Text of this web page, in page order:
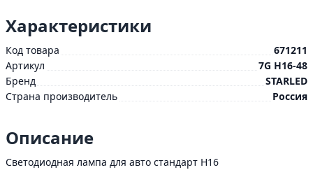
Характеристики
Код товара
671211
Артикул
7G H16-48
Бренд
STARLED
Страна производитель
Россия
Описание
Cветодиодная лампа для авто стандарт H16